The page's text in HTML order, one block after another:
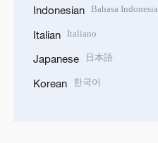
Indonesian Bahasa Indonesia
Italian Italiano
Japanese 日本語
Korean 한국어